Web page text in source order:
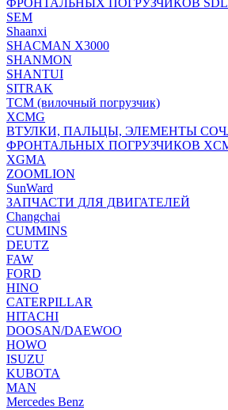
ФРОНТАЛЬНЫХ ПОГРУЗЧИКОВ
SEM
Shaanxi
SHACMAN X3000
SHANMON
SHANTUI
SITRAK
TCM (вилочный погрузчик)
XCMG
ВТУЛКИ, ПАЛЬЦЫ, ЭЛЕМЕНТЫ
ФРОНТАЛЬНЫХ ПОГРУЗЧИКОВ
XGMA
ZOOMLION
SunWard
ЗАПЧАСТИ ДЛЯ ДВИГАТЕЛЕЙ
Changchai
CUMMINS
DEUTZ
FAW
FORD
HINO
CATERPILLAR
HITACHI
DOOSAN/DAEWOO
HOWO
ISUZU
KUBOTA
MAN
Mercedes Benz